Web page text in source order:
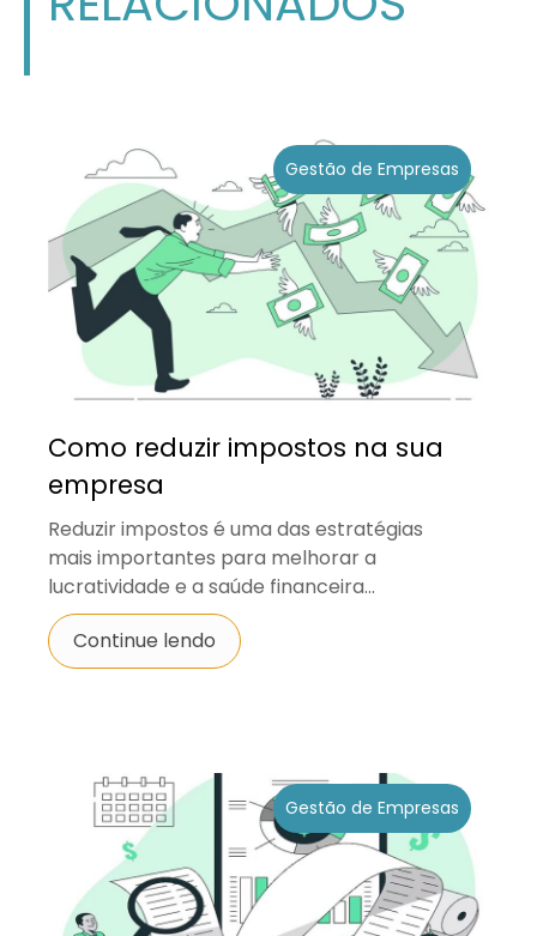
Gestão de Empresas
Como reduzir impostos na sua
empresa
Reduzir impostos é uma das estratégias
mais importantes para melhorar a
lucratividade e a saúde financeira...
Continue lendo
Gestão de Empresas